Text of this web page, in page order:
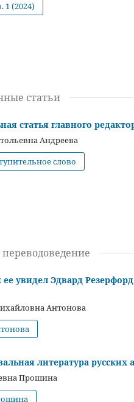
1 (2024)
статьи
статья главного
Андреева
слово
ее увидел Эдвард
Антонова
литература
Прошина